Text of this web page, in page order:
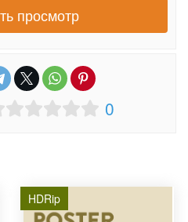
просмотр
0
HDRip